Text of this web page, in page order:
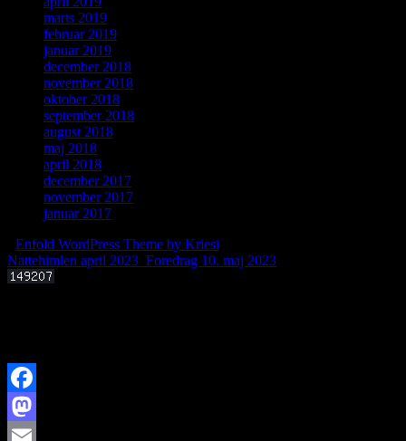
marts 2019
februar 2019
januar 2019
december 2018
november 2018
oktober 2018
september 2018
august 2018
maj 2018
april 2018
december 2017
november 2017
januar 2017
Enfold WordPress Theme by Kriesi
Nattehimlen april 2023 Foredrag 10. maj 2023
Facebook
Mastodon